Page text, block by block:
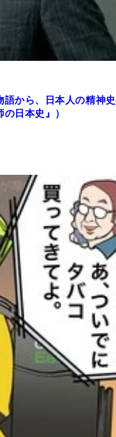
から、日本人の精神史
日本史』）